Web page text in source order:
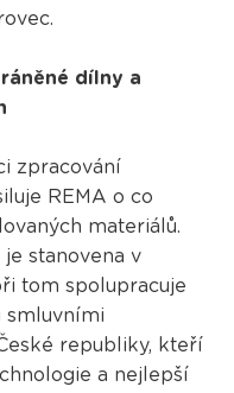
dílny a
zpracování
REMA o co
materiálů.
stanovena v
tom spolupracuje
smluvními
republiky, kteří
a nejlepší